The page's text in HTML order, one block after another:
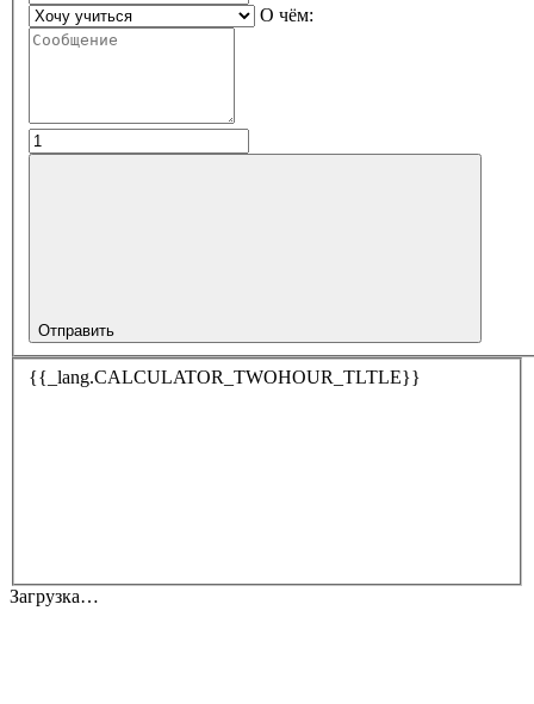
О чём:
Отправить
{{_lang.CALCULATOR_TWOHOUR_TLTLE}}
Загрузка…